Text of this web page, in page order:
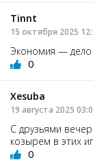
Tinnt
15 октября 2025
Экономия — дело
0
Xesuba
19 августа 2025
С друзьями
козырем в этих
0